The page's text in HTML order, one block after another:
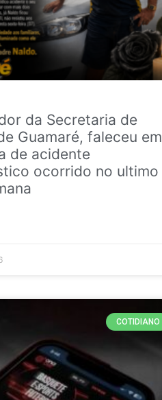
da Secretaria de
Guamaré, faleceu em
de acidente
ocorrido no ultimo
COTIDIANO